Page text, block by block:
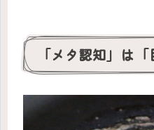
「メタ認知」は